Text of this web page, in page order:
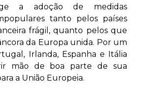
a adoção de medidas
tanto pelos países
frágil, quanto pelos que
da Europa unida. Por um
Irlanda, Espanha e Itália
mão de boa parte de sua
a União Europeia.